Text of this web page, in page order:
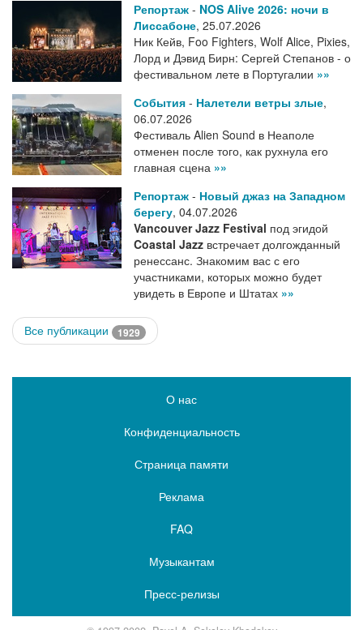
Репортаж - NOS Alive 2026: ночи в
Лиссабоне, 25.07.2026
Ник Кейв, Foo Fighters, Wolf Alice, Pixies,
Лорд и Дэвид Бирн: Сергей Степанов - о
фестивальном лете в Португалии »»
События - Налетели ветры злые,
06.07.2026
Фестиваль Alien Sound в Неаполе
отменен после того, как рухнула его
главная сцена »»
Репортаж - Новый джаз на Западном
берегу, 04.07.2026
Vancouver Jazz Festival под эгидой
Coastal Jazz встречает долгожданный
ренессанс. Знакомим вас с его
участниками, которых можно будет
увидеть в Европе и Штатах »»
Все публикации 1929
О нас
Конфиденциальность
Страница памяти
Реклама
FAQ
Музыкантам
Пресс-релизы